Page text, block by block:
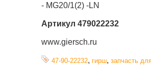
- MG20/1(2) -LN
Артикул 479022232
www.giersch.ru
47-90-22232, гирш, запчасть